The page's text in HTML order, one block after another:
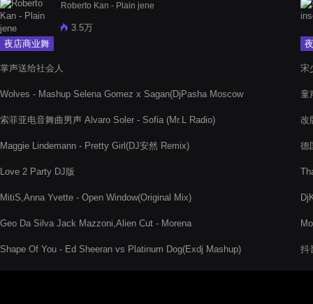
夜店商业舞
Roberto Kan - Plain jene
3.5万
掌声送给社会人
Wolves - Mashup Selena Gomez x Sagan(DjPasha Moscow
索菲亚电音舞曲男声 Alvaro Soler - Sofia (Mr.L Radio)
Maggie Lindemann - Pretty Girl(DJ安然 Remix)
Love 2 Party DJ版
MitiS,Anna Yvette - Open Window(Original Mix)
Geo Da Silva Jack Mazzoni,Alien Cut - Morena
Shape Of You - Ed Sheeran vs Platinum Dog(Exdj Mashup)
宋
童
改
德
抖